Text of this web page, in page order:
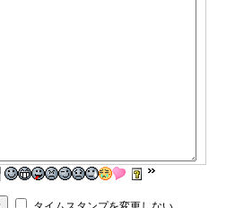
タイムスタンプを変更しない